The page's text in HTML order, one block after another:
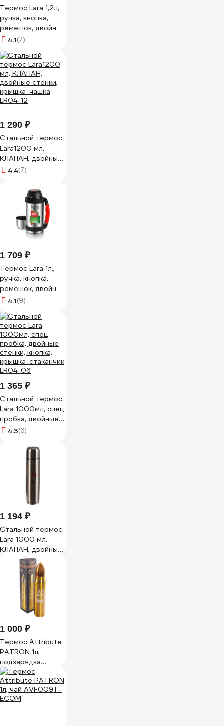
Термос Lara 1,2л,
ручка, кнопка,
ремешок, двойные
стенки, крышка-
нержавеющая
сталь LR04-03
4.1(7)
1 290 ₽
Стальной термос
Lara1200 мл,
КЛАПАН, двойные
стенки, крышка-
4.4(7)
1 709 ₽
Термос Lara 1л.,
ручка, кнопка,
ремешок, двойные
стенки, крышка-
сталь LR04-02
4.1(9)
1 365 ₽
Стальной термос
Lara 1000мл, спец
пробка, двойные
стенки, кнопка,
LR04-06
4.3(6)
1 194 ₽
Стальной термос
Lara 1000 мл,
КЛАПАН, двойные
стенки, крышка-
чашка LR04-11
1 000 ₽
Термос Attribute
PATRON 1л,
подзарядка
AVF009H-ECOM